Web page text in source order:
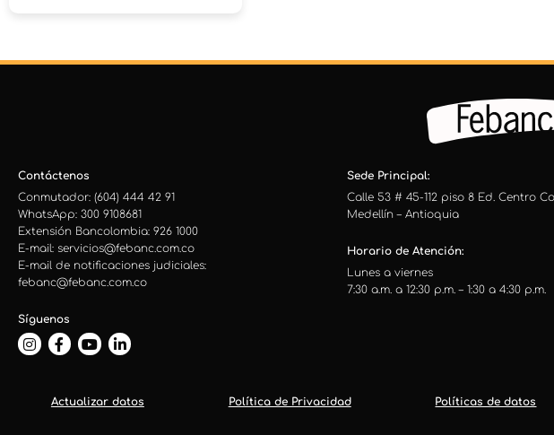
Contáctenos
Conmutador: (604) 444 42 91
WhatsApp: 300 9108681
Extensión Bancolombia: 926 1000
E-mail: servicios@febanc.com.co
E-mail de notificaciones judiciales:
febanc@febanc.com.co
Síguenos
Sede Principal:
Calle 53 # 45-112 piso 8 Ed. Centro
Medellín – Antioquia
Horario de Atención:
Lunes a viernes
7:30 a.m. a 12:30 p.m. – 1:30 a 4:30 p.m.
Actualizar datos Política de Privacidad Políticas de datos